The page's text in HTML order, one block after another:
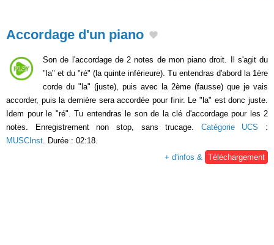
Accordage d'un piano
Son de l'accordage de 2 notes de mon piano droit. Il s'agit du
"la" et du "ré" (la quinte inférieure). Tu entendras d'abord la 1ère
corde du "la" (juste), puis avec la 2ème (fausse) que je vais
accorder, puis la dernière sera accordée pour finir. Le "la" est donc juste.
Idem pour le "ré". Tu entendras le son de la clé d'accordage pour les 2
notes. Enregistrement non stop, sans trucage. Catégorie UCS :
MUSCInst . Durée : 02:18.
+ d'infos &
Téléchargement